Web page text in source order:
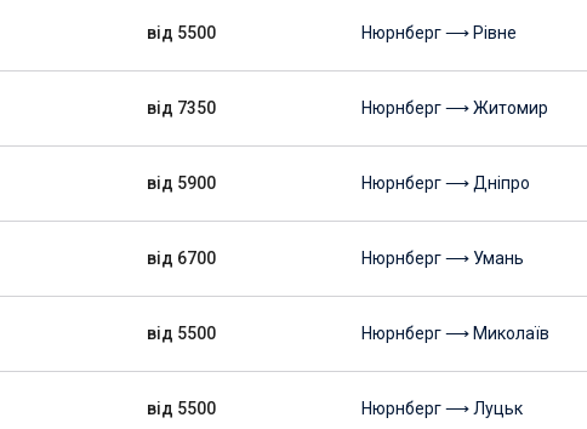
від 5500
від 7350
від 5900
від 6700
від 5500
від 5500
Нюрнберг ⟶ Рівне
Нюрнберг ⟶ Житомир
Нюрнберг ⟶ Дніпро
Нюрнберг ⟶ Умань
Нюрнберг ⟶ Миколаїв
Нюрнберг ⟶ Луцьк